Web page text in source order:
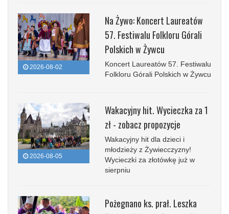
2026-08-02
Na Żywo: Koncert Laureatów
57. Festiwalu Folkloru Górali
Polskich w Żywcu
Koncert Laureatów 57. Festiwalu
Folkloru Górali Polskich w Żywcu
2026-08-05
Wakacyjny hit. Wycieczka za 1
zł - zobacz propozycje
Wakacyjny hit dla dzieci i
młodzieży z Żywiecczyzny!
Wycieczki za złotówkę już w
sierpniu
Pożegnano ks. prał. Leszka